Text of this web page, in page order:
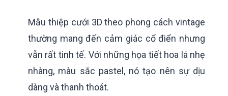
Mẫu thiệp cưới 3D theo phong cách vintage
thường mang đến cảm giác cổ điển nhưng
vẫn rất tinh tế. Với những họa tiết hoa lá nhẹ
nhàng, màu sắc pastel, nó tạo nên sự dịu
dàng và thanh thoát.